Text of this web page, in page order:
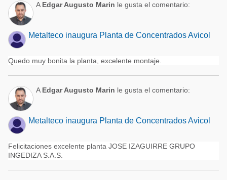
A Edgar Augusto Marin le gusta el comentario:
Metalteco inaugura Planta de Concentrados Avicol
Quedo muy bonita la planta, excelente montaje.
A Edgar Augusto Marin le gusta el comentario:
Metalteco inaugura Planta de Concentrados Avicol
Felicitaciones excelente planta JOSE IZAGUIRRE GRUPO
INGEDIZA S.A.S.